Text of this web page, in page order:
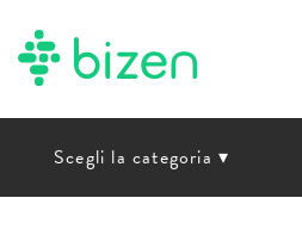
Scegli la categoria ▾